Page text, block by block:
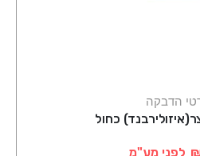
הדבקה
כחול
לפני מע"מ